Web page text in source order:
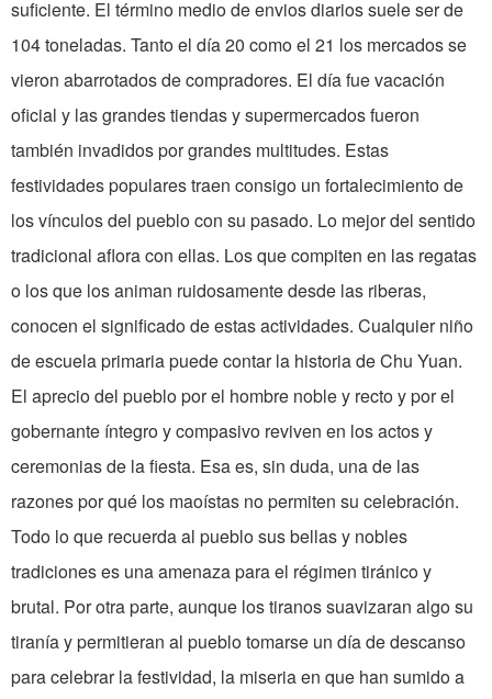
suficiente. El término medio de envios diarios suele ser de
104 toneladas. Tanto el día 20 como el 21 los mercados se
vieron abarrotados de compradores. El día fue vacación
oficial y las grandes tiendas y supermercados fueron
también invadidos por grandes multitudes. Estas
festividades populares traen consigo un fortalecimiento de
los vínculos del pueblo con su pasado. Lo mejor del sentido
tradicional aflora con ellas. Los que compiten en las regatas
o los que los animan ruidosamente desde las riberas,
conocen el significado de estas actividades. Cualquier niño
de escuela primaria puede contar la historia de Chu Yuan.
El aprecio del pueblo por el hombre noble y recto y por el
gobernante íntegro y compasivo reviven en los actos y
ceremonias de la fiesta. Esa es, sin duda, una de las
razones por qué los maoístas no permiten su celebración.
Todo lo que recuerda al pueblo sus bellas y nobles
tradiciones es una amenaza para el régimen tiránico y
brutal. Por otra parte, aunque los tiranos suavizaran algo su
tiranía y permitieran al pueblo tomarse un día de descanso
para celebrar la festividad, la miseria en que han sumido a